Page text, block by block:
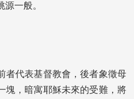
源一般。
者代表基督教會，後者象徵母
塊，暗寓耶穌未來的受難，將